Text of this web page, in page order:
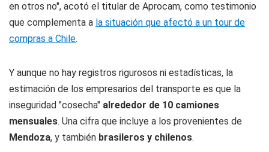
en otros no", acotó el titular de Aprocam, como testimonio
que complementa a la situación que afectó a un tour de
compras a Chile.
Y aunque no hay registros rigurosos ni estadísticas, la
estimación de los empresarios del transporte es que la
inseguridad "cosecha" alrededor de 10 camiones
mensuales. Una cifra que incluye a los provenientes de
Mendoza, y también brasileros y chilenos.